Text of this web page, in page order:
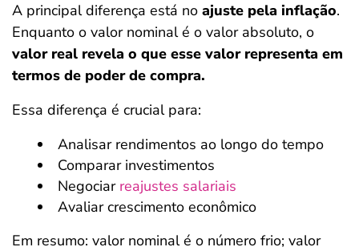
A principal diferença está no ajuste pela inflação.
Enquanto o valor nominal é o valor absoluto, o
valor real revela o que esse valor representa em
termos de poder de compra.
Essa diferença é crucial para:
Analisar rendimentos ao longo do tempo
Comparar investimentos
Negociar reajustes salariais
Avaliar crescimento econômico
Em resumo: valor nominal é o número frio; valor